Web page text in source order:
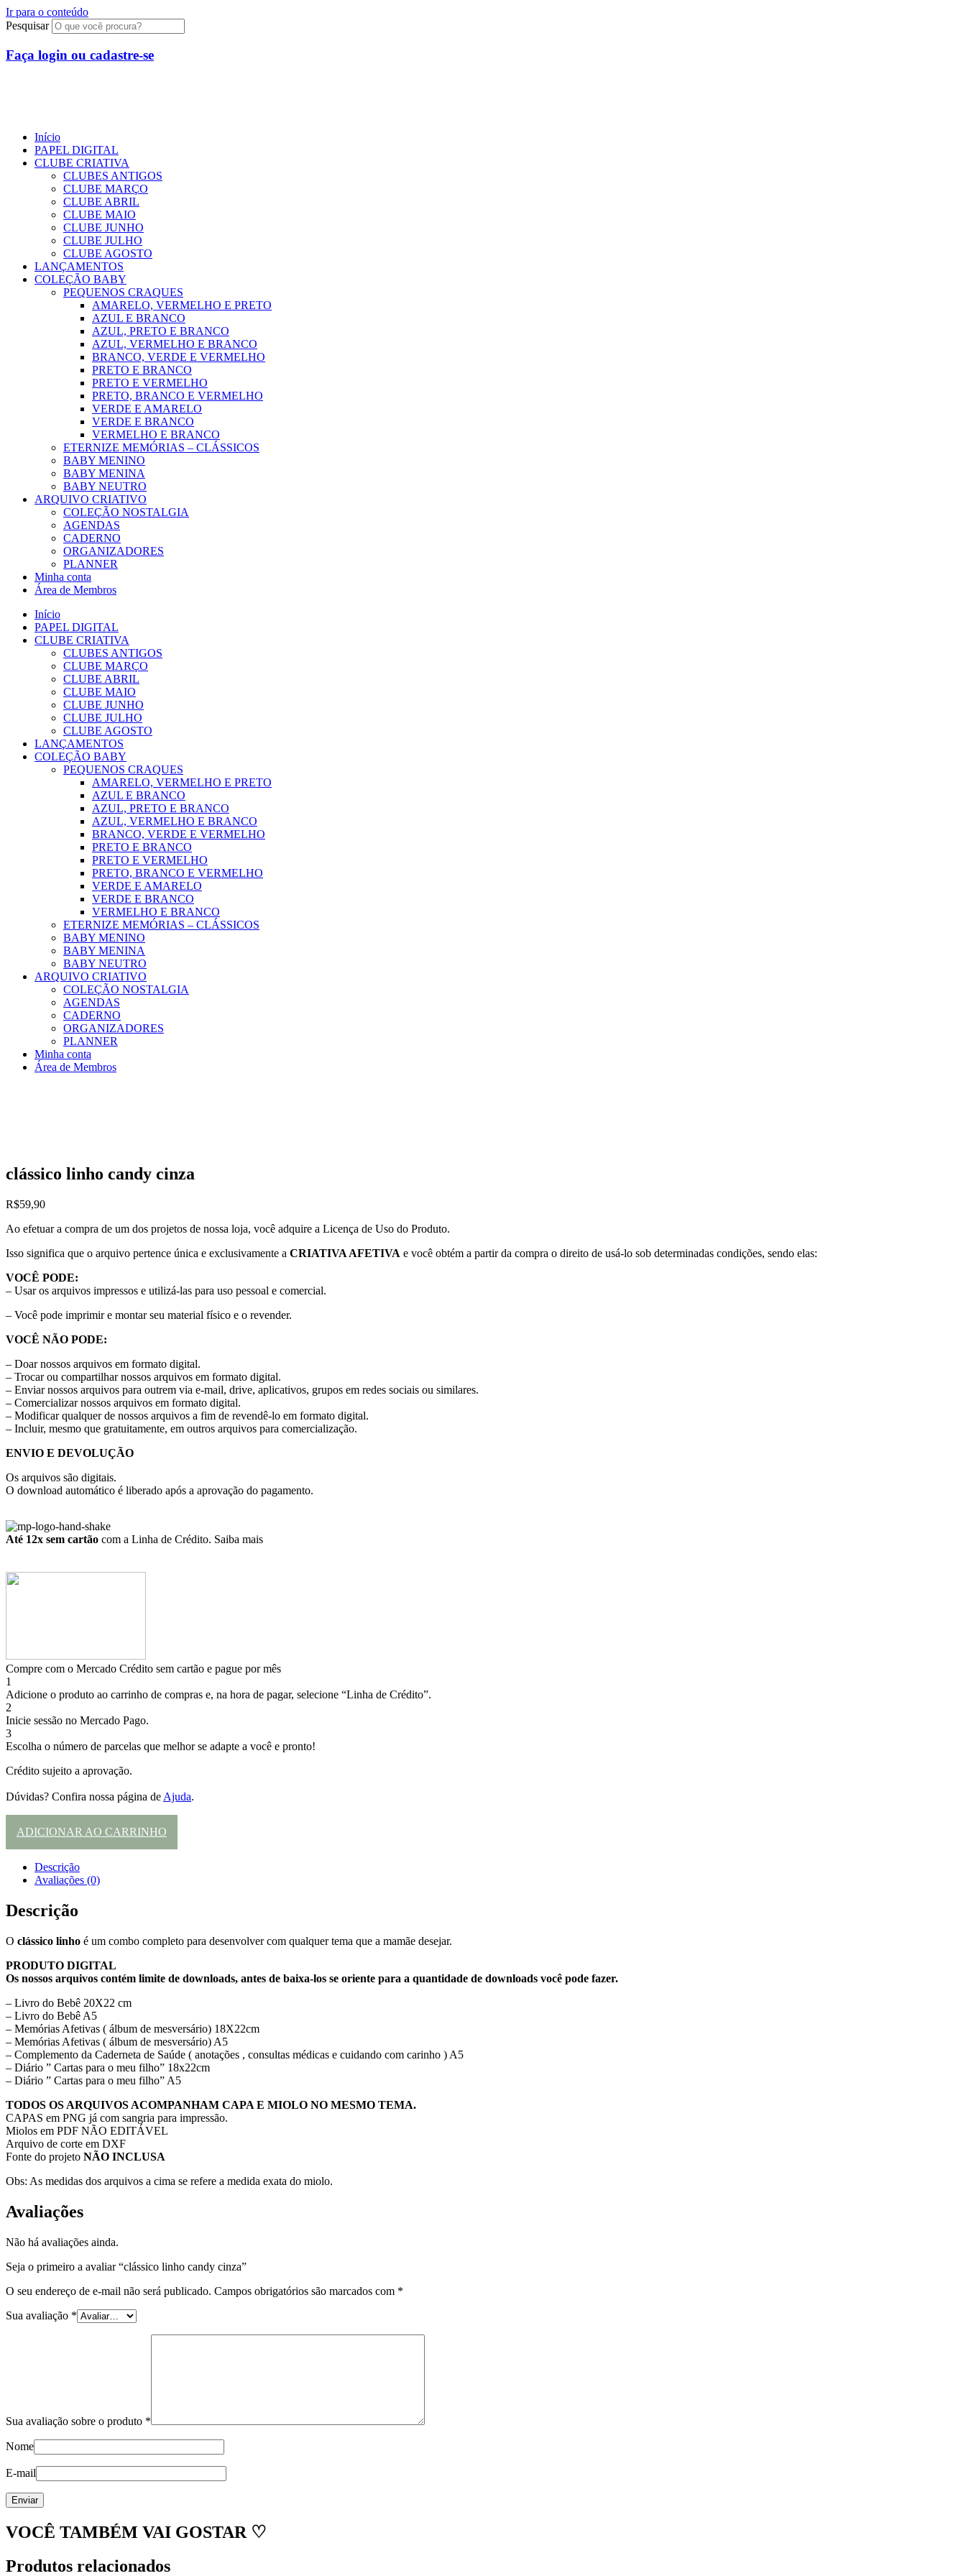
Ir para o conteúdo
Pesquisar
Faça login ou cadastre-se
Início
PAPEL DIGITAL
CLUBE CRIATIVA
CLUBES ANTIGOS
CLUBE MARÇO
CLUBE ABRIL
CLUBE MAIO
CLUBE JUNHO
CLUBE JULHO
CLUBE AGOSTO
LANÇAMENTOS
COLEÇÃO BABY
PEQUENOS CRAQUES
AMARELO, VERMELHO E PRETO
AZUL E BRANCO
AZUL, PRETO E BRANCO
AZUL, VERMELHO E BRANCO
BRANCO, VERDE E VERMELHO
PRETO E BRANCO
PRETO E VERMELHO
PRETO, BRANCO E VERMELHO
VERDE E AMARELO
VERDE E BRANCO
VERMELHO E BRANCO
ETERNIZE MEMÓRIAS – CLÁSSICOS
BABY MENINO
BABY MENINA
BABY NEUTRO
ARQUIVO CRIATIVO
COLEÇÃO NOSTALGIA
AGENDAS
CADERNO
ORGANIZADORES
PLANNER
Minha conta
Área de Membros
Início
PAPEL DIGITAL
CLUBE CRIATIVA
CLUBES ANTIGOS
CLUBE MARÇO
CLUBE ABRIL
CLUBE MAIO
CLUBE JUNHO
CLUBE JULHO
CLUBE AGOSTO
LANÇAMENTOS
COLEÇÃO BABY
PEQUENOS CRAQUES
AMARELO, VERMELHO E PRETO
AZUL E BRANCO
AZUL, PRETO E BRANCO
AZUL, VERMELHO E BRANCO
BRANCO, VERDE E VERMELHO
PRETO E BRANCO
PRETO E VERMELHO
PRETO, BRANCO E VERMELHO
VERDE E AMARELO
VERDE E BRANCO
VERMELHO E BRANCO
ETERNIZE MEMÓRIAS – CLÁSSICOS
BABY MENINO
BABY MENINA
BABY NEUTRO
ARQUIVO CRIATIVO
COLEÇÃO NOSTALGIA
AGENDAS
CADERNO
ORGANIZADORES
PLANNER
Minha conta
Área de Membros
clássico linho candy cinza
R$59,90
Ao efetuar a compra de um dos projetos de nossa loja, você adquire a Licença de Uso do Produto.
Isso significa que o arquivo pertence única e exclusivamente a CRIATIVA AFETIVA e você obtém a partir da compra o direito de usá-lo sob determinadas condições, sendo elas:
VOCÊ PODE:
– Usar os arquivos impressos e utilizá-las para uso pessoal e comercial.
– Você pode imprimir e montar seu material físico e o revender.
VOCÊ NÃO PODE:
– Doar nossos arquivos em formato digital.
– Trocar ou compartilhar nossos arquivos em formato digital.
– Enviar nossos arquivos para outrem via e-mail, drive, aplicativos, grupos em redes sociais ou similares.
– Comercializar nossos arquivos em formato digital.
– Modificar qualquer de nossos arquivos a fim de revendê-lo em formato digital.
– Incluir, mesmo que gratuitamente, em outros arquivos para comercialização.
ENVIO E DEVOLUÇÃO
Os arquivos são digitais.
O download automático é liberado após a aprovação do pagamento.
Até 12x sem cartão com a Linha de Crédito. Saiba mais
Compre com o Mercado Crédito sem cartão e pague por mês
1
Adicione o produto ao carrinho de compras e, na hora de pagar, selecione “Linha de Crédito”.
2
Inicie sessão no Mercado Pago.
3
Escolha o número de parcelas que melhor se adapte a você e pronto!
Crédito sujeito a aprovação.
Dúvidas? Confira nossa página de Ajuda.
ADICIONAR AO CARRINHO
Descrição
Avaliações (0)
Descrição
O clássico linho é um combo completo para desenvolver com qualquer tema que a mamãe desejar.
PRODUTO DIGITAL
Os nossos arquivos contém limite de downloads, antes de baixa-los se oriente para a quantidade de downloads você pode fazer.
– Livro do Bebê 20X22 cm
– Livro do Bebê A5
– Memórias Afetivas ( álbum de mesversário) 18X22cm
– Memórias Afetivas ( álbum de mesversário) A5
– Complemento da Caderneta de Saúde ( anotações , consultas médicas e cuidando com carinho ) A5
– Diário ” Cartas para o meu filho” 18x22cm
– Diário ” Cartas para o meu filho” A5
TODOS OS ARQUIVOS ACOMPANHAM CAPA E MIOLO NO MESMO TEMA.
CAPAS em PNG já com sangria para impressão.
Miolos em PDF NÃO EDITÁVEL
Arquivo de corte em DXF
Fonte do projeto NÃO INCLUSA
Obs: As medidas dos arquivos a cima se refere a medida exata do miolo.
Avaliações
Não há avaliações ainda.
Seja o primeiro a avaliar “clássico linho candy cinza”
O seu endereço de e-mail não será publicado. Campos obrigatórios são marcados com *
Sua avaliação *
Sua avaliação sobre o produto *
Nome
E-mail
VOCÊ TAMBÉM VAI GOSTAR ♡
Produtos relacionados